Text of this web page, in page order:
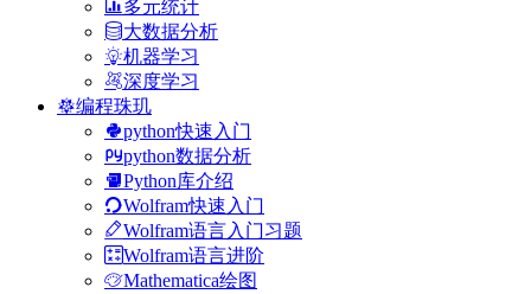
多元统计
大数据分析
机器学习
深度学习
编程珠玑
python快速入门
python数据分析
Python库介绍
Wolfram快速入门
Wolfram语言入门习题
Wolfram语言进阶
Mathematica绘图